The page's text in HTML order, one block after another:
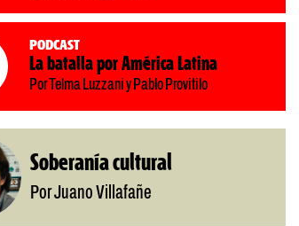
Podcast
La batalla por América Latina
Por Telma Luzzani y Pablo Provitilo
Soberanía cultural
Por Juano Villafañe